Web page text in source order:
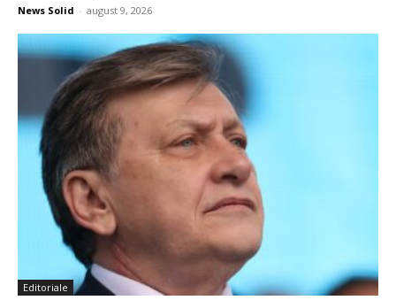
News Solid - august 9, 2026
Editoriale